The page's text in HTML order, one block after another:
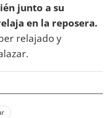
junto a su
en la reposera.
relajado y